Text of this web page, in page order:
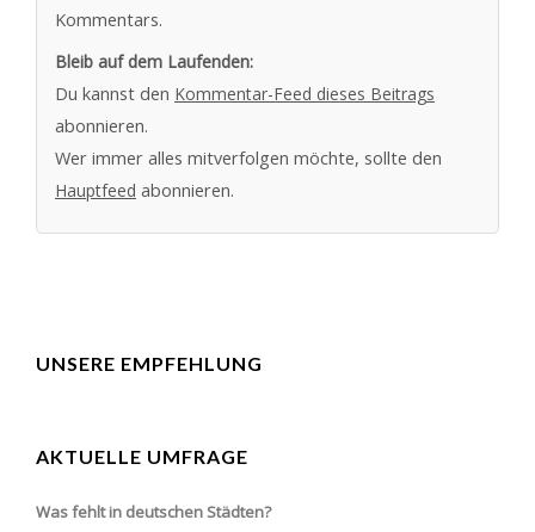
Kommentars.
Bleib auf dem Laufenden:
Du kannst den Kommentar-Feed dieses Beitrags
abonnieren.
Wer immer alles mitverfolgen möchte, sollte den
Hauptfeed abonnieren.
UNSERE EMPFEHLUNG
AKTUELLE UMFRAGE
Was fehlt in deutschen Städten?